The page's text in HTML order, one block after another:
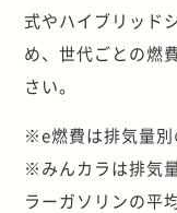
式やハイブリッド
め、世代ごとの燃
さい。
※e燃費は排気量
※みんカラは排気
ラーガソリンの平